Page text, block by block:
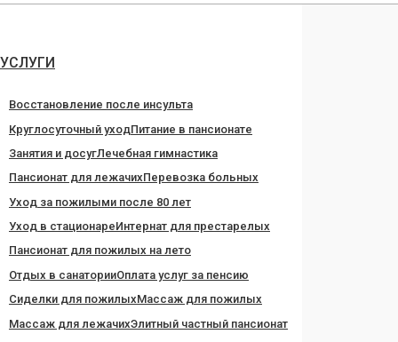
Перейти
содержанию
УСЛУГИ
Восстановление после инсульта
Круглосуточный уходПитание в пансионате
Занятия и досугЛечебная гимнастика
Пансионат для лежачихПеревозка больных
Уход за пожилыми после 80 лет
Уход в стационареИнтернат для престарелых
Пансионат для пожилых на лето
Отдых в санаторииОплата услуг за пенсию
Сиделки для пожилыхМассаж для пожилых
Массаж для лежачихЭлитный частный пансионат